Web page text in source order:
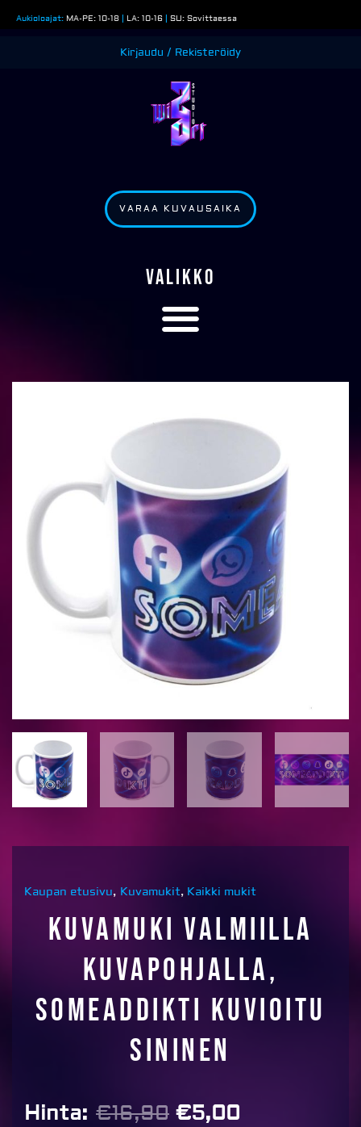
sisältöön
Aukioloajat: MA-PE: 10-18 | LA: 10-16 | SU: Sovittaessa
Kirjaudu / Rekisteröidy
VARAA KUVAUSAIKA
VALIKKO
Kaupan etusivu, Kuvamukit, Kaikki mukit
Kuvamuki valmiilla
kuvapohjalla,
SOMEADDIKTI kuvioitu
sininen
Hinta: €16,90 Alkuperäinen
€5,00